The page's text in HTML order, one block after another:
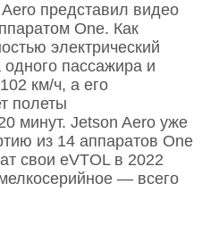
представил видео
One. Как
электрический
пассажира и
км/ч, а его
полеты
минут. Jetson Aero уже
из 14 аппаратов One
свои eVTOL в 2022
— всего